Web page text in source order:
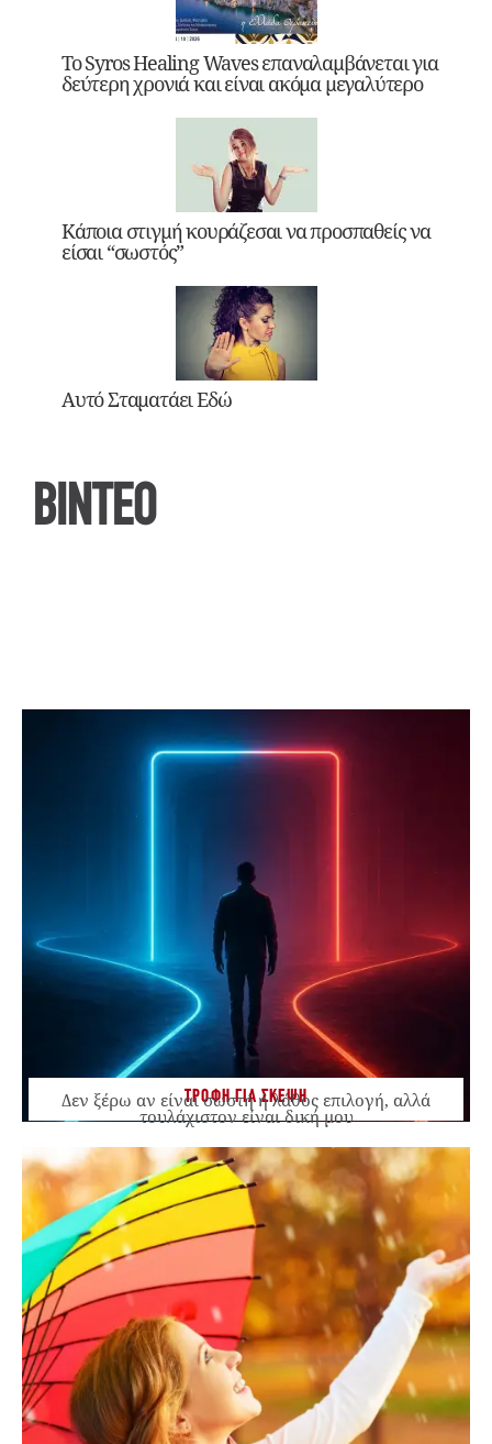
Το Syros Healing Waves επαναλαμβάνεται για
δεύτερη χρονιά και είναι ακόμα μεγαλύτερο
Κάποια στιγμή κουράζεσαι να προσπαθείς να
είσαι “σωστός”
Αυτό Σταματάει Εδώ
ΒΙΝΤΕΟ
ΤΡΟΦΗ ΓΙΑ ΣΚΕΨΗ
Δεν ξέρω αν είναι σωστή ή λάθος επιλογή, αλλά
τουλάχιστον είναι δική μου